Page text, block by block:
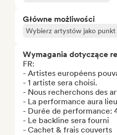
Główne możliwości
Wybierz artystów jako punkt
Wymagania dotyczące
FR:
- Artistes européens
- 1 artiste sera choisi.
- Nous recherchons des
- La performance aura
- Durée de performance:
- Le backline sera fourni
- Cachet & frais couverts